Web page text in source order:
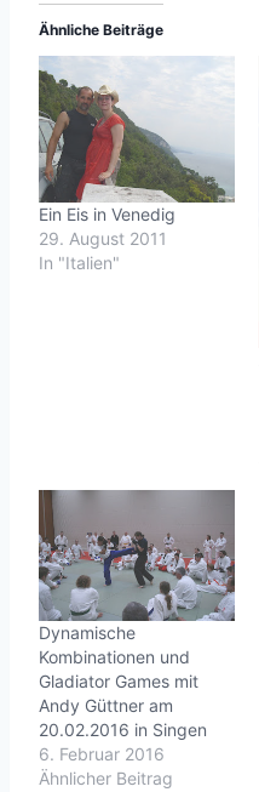
Ähnliche Beiträge
Ein Eis in Venedig
29. August 2011
In "Italien"
Dynamische
Kombinationen und
Gladiator Games mit
Andy Güttner am
20.02.2016 in Singen
6. Februar 2016
Ähnlicher Beitrag